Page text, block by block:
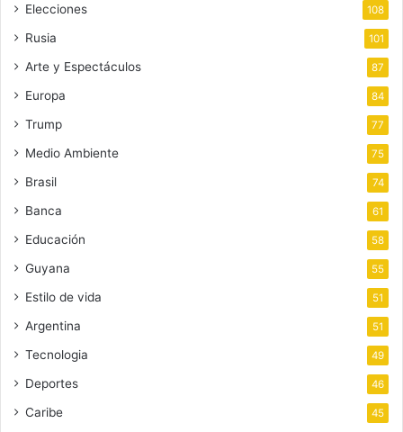
Elecciones 108
Rusia 101
Arte y Espectáculos 87
Europa 84
Trump 77
Medio Ambiente 75
Brasil 74
Banca 61
Educación 58
Guyana 55
Estilo de vida 51
Argentina 51
Tecnologia 49
Deportes 46
Caribe 45